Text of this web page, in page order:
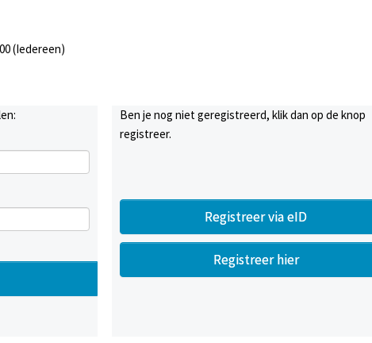
(Iedereen)
Ben je nog niet geregistreerd, klik dan op de knop
registreer.
Registreer via eID
Registreer hier